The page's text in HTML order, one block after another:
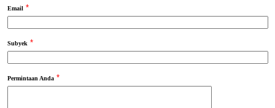
Email *
Subyek *
Permintaan Anda *